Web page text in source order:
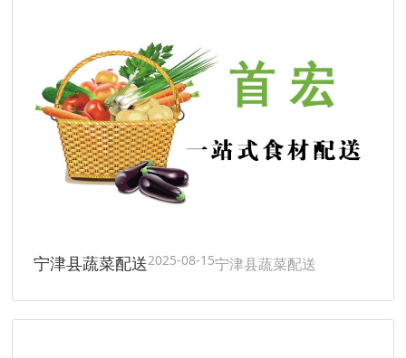
宁津县蔬菜配送2025-08-15宁津县蔬菜配送